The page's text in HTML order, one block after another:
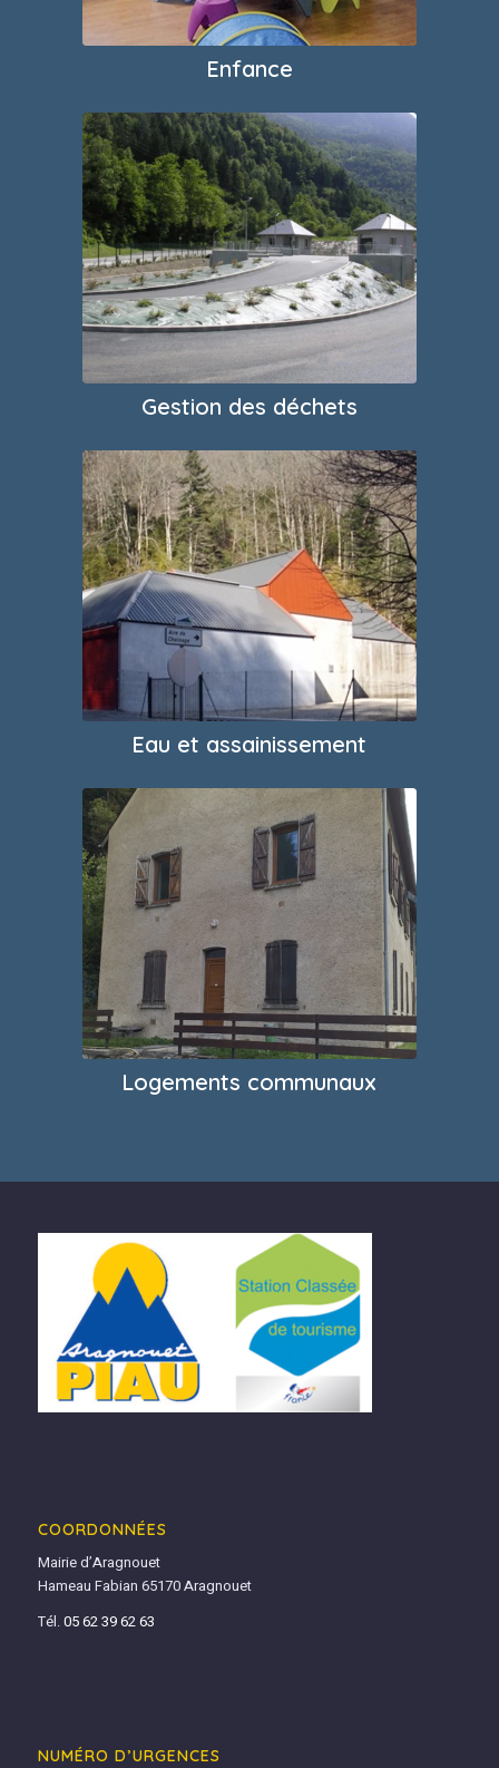
Enfance
Gestion des déchets
Eau et assainissement
Logements communaux
COORDONNÉES
Mairie d’Aragnouet
Hameau Fabian 65170 Aragnouet
Tél.05 62 39 62 63
NUMÉRO D’URGENCES